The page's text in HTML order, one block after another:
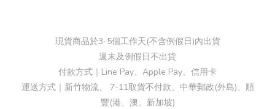
現貨商品於3-5個工作天(不含例假日)內出貨
週末及例假日不出貨
付款方式｜Line Pay、Apple Pay、信用卡
運送方式｜新竹物流、 7-11取貨不付款、中華郵政(外島)、順
豐(港、澳、新加坡)